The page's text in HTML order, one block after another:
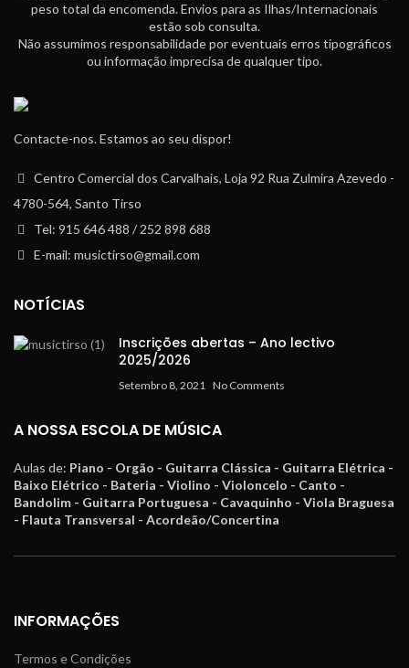
peso total da encomenda. Envios para as Ilhas/Internacionais
estão sob consulta.
Não assumimos responsabilidade por eventuais erros tipográficos
ou informação imprecisa de qualquer tipo.
Contacte-nos. Estamos ao seu dispor!
Centro Comercial dos Carvalhais, Loja 92 Rua Zulmira Azevedo -
4780-564, Santo Tirso
Tel: 915 646 488 / 252 898 688
E-mail: musictirso@gmail.com
NOTÍCIAS
Inscrições abertas – Ano lectivo
2025/2026
Setembro 8, 2021 No Comments
A NOSSA ESCOLA DE MÚSICA
Aulas de: Piano - Orgão - Guitarra Clássica - Guitarra Elétrica -
Baixo Elétrico - Bateria - Violino - Violoncelo - Canto -
Bandolim - Guitarra Portuguesa - Cavaquinho - Viola Braguesa
- Flauta Transversal - Acordeão/Concertina
INFORMAÇÕES
Termos e Condições